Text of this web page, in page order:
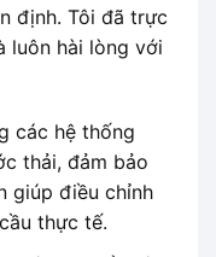
định. Tôi đã trực
luôn hài lòng với
các hệ thống
thải, đảm bảo
giúp điều chỉnh
thực tế.